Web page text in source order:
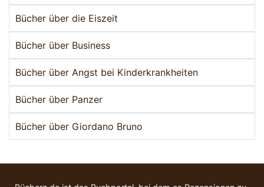
Bücher über die Eiszeit
Bücher über Business
Bücher über Angst bei Kinderkrankheiten
Bücher über Panzer
Bücher über Giordano Bruno